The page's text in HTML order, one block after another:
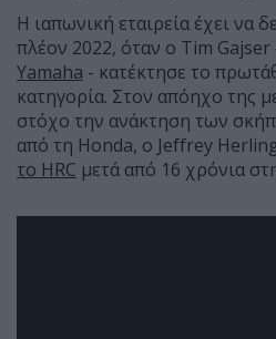
Η ιαπωνική εταιρεία έχει να
πλέον 2022, όταν ο Tim Gajser
Yamaha - κατέκτησε το
κατηγορία. Στον απόηχο της
στόχο την ανάκτηση των
από τη Honda, ο Jeffrey
το HRC μετά από 16 χρόνια